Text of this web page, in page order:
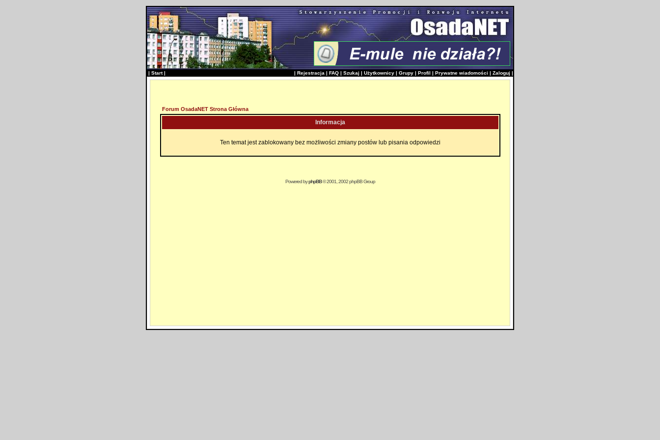
| Start| | Rejestracja | FAQ | Szukaj | Użytkownicy | Grupy | Profil | Prywatne wiadomości | Zaloguj |
Forum OsadaNET Strona Główna
Informacja
Ten temat jest zablokowany bez możliwości zmiany postów lub pisania odpowiedzi
Powered byphpBB© 2001, 2002 phpBB Group